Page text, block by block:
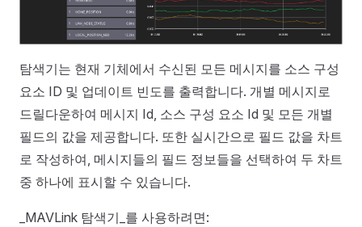
탐색기는 현재 기체에서 수신된 모든 메시지를 소스 구성
요소 ID 및 업데이트 빈도를 출력합니다. 개별 메시지로
드릴다운하여 메시지 Id, 소스 구성 요소 Id 및 모든 개별
필드의 값을 제공합니다. 또한 실시간으로 필드 값을 차트
로 작성하여, 메시지들의 필드 정보들을 선택하여 두 차트
중 하나에 표시할 수 있습니다.
_MAVLink 탐색기_를 사용하려면: